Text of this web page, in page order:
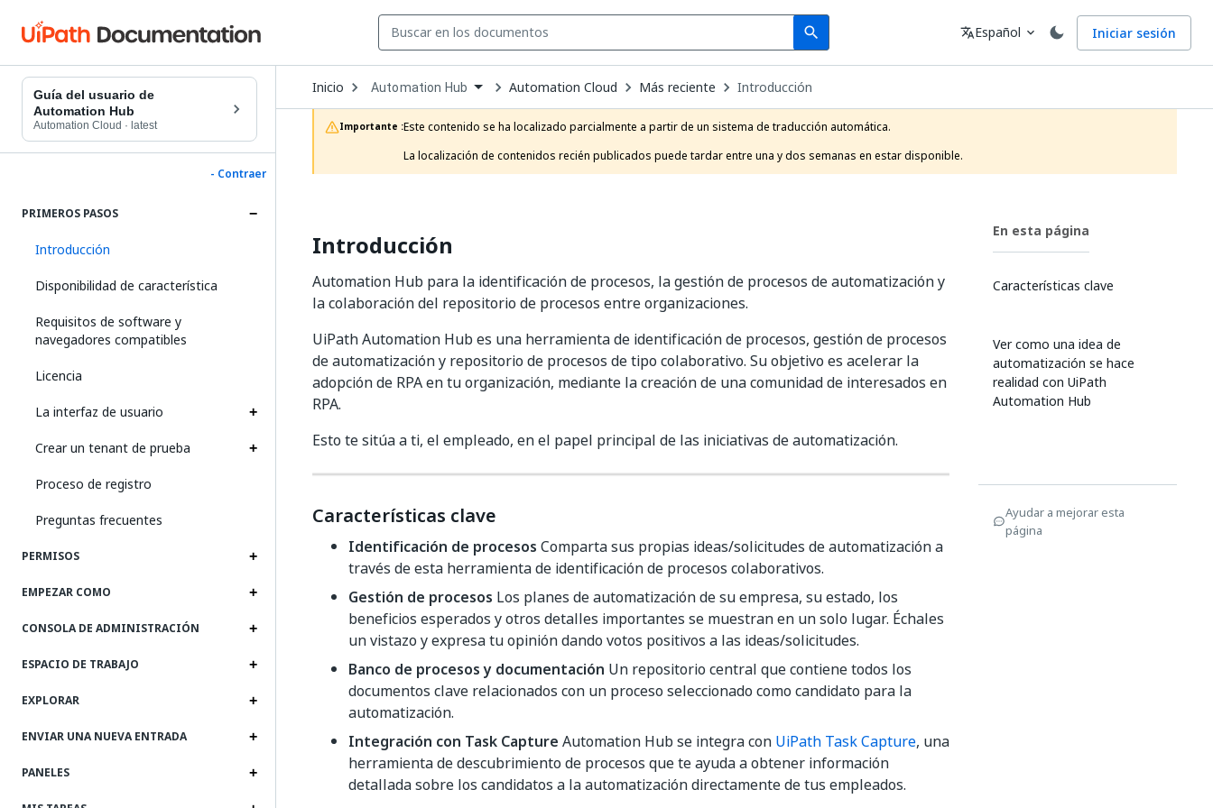
search
Search Idioma
translateEspañol expand_more Iniciar sesión
Guía del usuario de
Automation Hub
Automation Cloud · latest
- Contraer
PRIMEROS PASOS
Introducción
Disponibilidad de característica
Requisitos de software y
navegadores compatibles
Licencia
La interfaz de usuario
Crear un tenant de prueba
Proceso de registro
Preguntas frecuentes
PERMISOS
EMPEZAR COMO
CONSOLA DE ADMINISTRACIÓN
ESPACIO DE TRABAJO
EXPLORAR
ENVIAR UNA NUEVA ENTRADA
PANELES
Inicio Open
Dropdown
to
choose
product
Automation Hub Automation Cloud Más reciente Introducción
Importante :Este contenido se ha localizado parcialmente a partir de un sistema de traducción automática.
La localización de contenidos recién publicados puede tardar entre una y dos semanas en estar disponible.
Introducción
Automation Hub para la identificación de procesos, la gestión de procesos de automatización y
la colaboración del repositorio de procesos entre organizaciones.
UiPath Automation Hub es una herramienta de identificación de procesos, gestión de procesos
de automatización y repositorio de procesos de tipo colaborativo. Su objetivo es acelerar la
adopción de RPA en tu organización, mediante la creación de una comunidad de interesados en
RPA.
Esto te sitúa a ti, el empleado, en el papel principal de las iniciativas de automatización.
Características clave
Identificación de procesos Comparta sus propias ideas/solicitudes de automatización a
través de esta herramienta de identificación de procesos colaborativos.
Gestión de procesos Los planes de automatización de su empresa, su estado, los
beneficios esperados y otros detalles importantes se muestran en un solo lugar. Échales
un vistazo y expresa tu opinión dando votos positivos a las ideas/solicitudes.
Banco de procesos y documentación Un repositorio central que contiene todos los
documentos clave relacionados con un proceso seleccionado como candidato para la
automatización.
Integración con Task Capture Automation Hub se integra con UiPath Task Capture, una
herramienta de descubrimiento de procesos que te ayuda a obtener información
detallada sobre los candidatos a la automatización directamente de tus empleados.
En esta página
Características clave
Ver como una idea de
automatización se hace
realidad con UiPath
Automation Hub
Ayudar a mejorar esta
página